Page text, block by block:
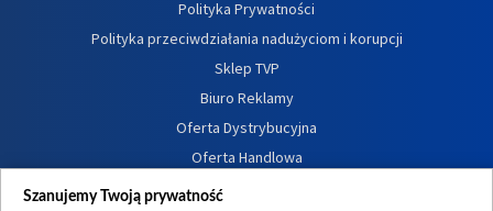
Polityka Prywatności
Polityka przeciwdziałania nadużyciom i korupcji
Sklep TVP
Biuro Reklamy
Oferta Dystrybucyjna
Oferta Handlowa
Dostępność
Szanujemy Twoją prywatność